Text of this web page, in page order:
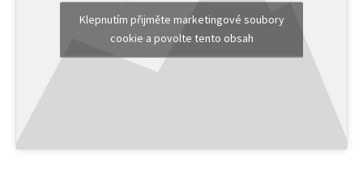
Klepnutím přijměte marketingové soubory
cookie a povolte tento obsah